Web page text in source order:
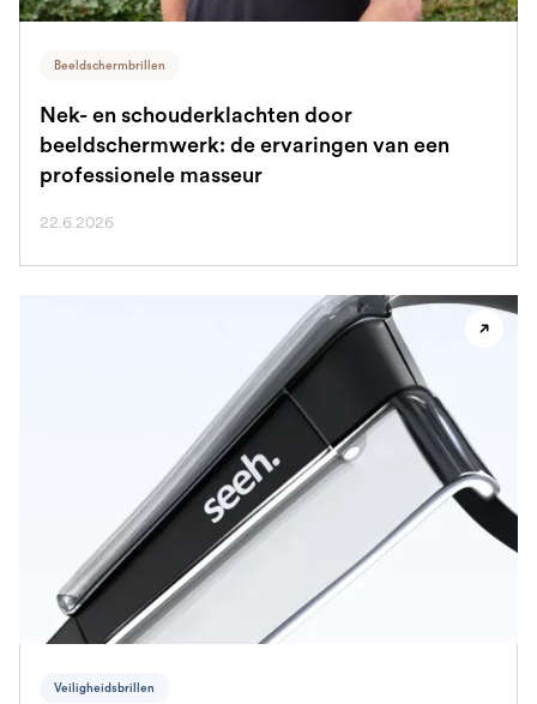
Beeldschermbrillen
Nek- en schouderklachten door
beeldschermwerk: de ervaringen van een
professionele masseur
22.6.2026
Veiligheidsbrillen